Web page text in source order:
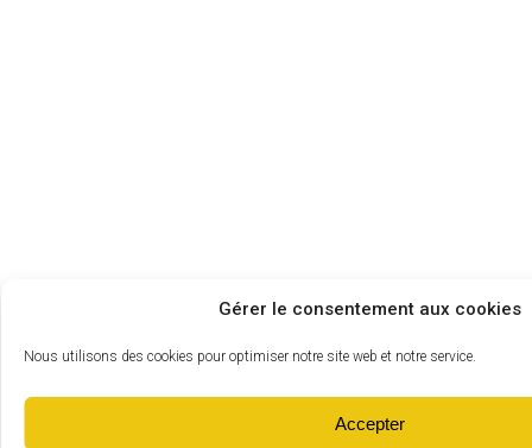
Gérer le consentement aux cookies
Nous utilisons des cookies pour optimiser notre site web et notre service.
Accepter